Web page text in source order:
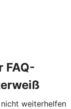
FAQ-
weiterhelfen